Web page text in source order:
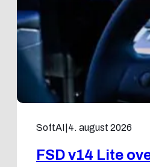
SoftAI 4. august 2026
FSD v14 Lite